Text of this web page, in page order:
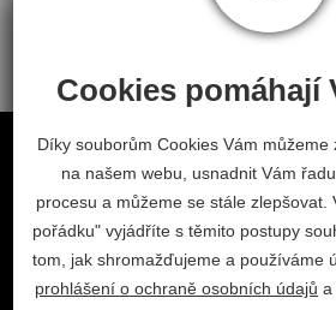
Obchodní
Odstoupení od
Nastavení cookies
facebook
2026 © Habitat, a.s.
Cookies pomáhají
Díky souborům Cookies Vám
na našem webu, usnadnit Vám
procesu a můžeme se stále zlepšovat.
pořádku" vyjádříte s těmito postupy
tom, jak shromažďujeme a používáme
prohlášení o ochraně osobních údajů a